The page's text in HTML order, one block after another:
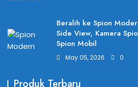
Beralih ke Spion
Side View, Kamera
Spion Mobil
May 05, 2026 0
Produk Terbaru